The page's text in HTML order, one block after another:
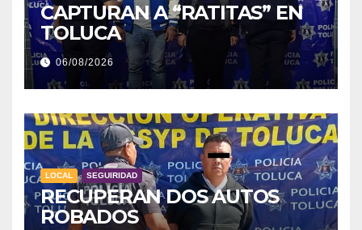
CAPTURAN A “RATITAS” EN
TOLUCA
06/08/2026
LOCAL SEGUIRIDAD
RECUPERAN DOS AUTOS
ROBADOS